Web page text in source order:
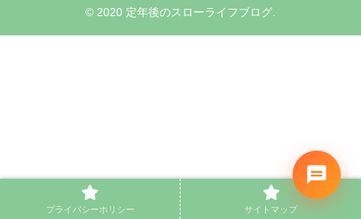
© 2020 定年後のスローライフブログ.
プライバシーホリシー サイトマップ